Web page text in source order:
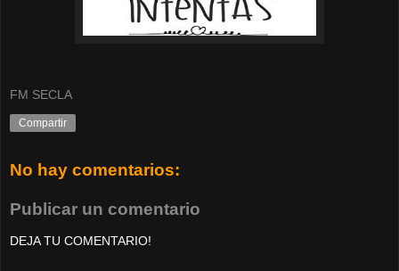
FM SECLA
Compartir
No hay comentarios:
Publicar un comentario
DEJA TU COMENTARIO!